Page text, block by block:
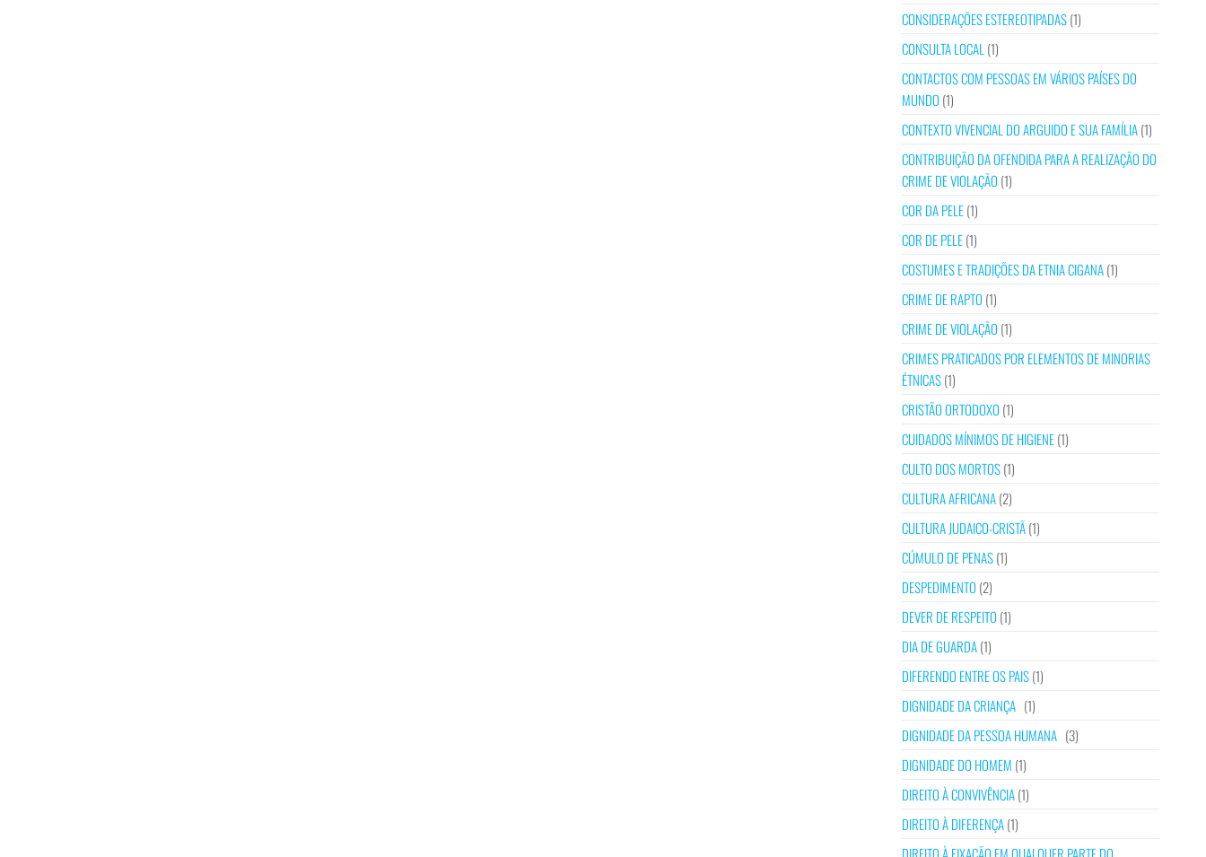
CONSIDERAÇÕES ESTEREOTIPADAS(1)
CONSULTA LOCAL (1)
CONTACTOS COM PESSOAS EM VÁRIOS PAÍSES DO
MUNDO (1)
CONTEXTO VIVENCIAL DO ARGUIDO E SUA FAMÍLIA(1)
CONTRIBUIÇÃO DA OFENDIDA PARA A REALIZAÇÃO DO
CRIME DE VIOLAÇÃO (1)
COR DA PELE(1)
COR DE PELE(1)
COSTUMES E TRADIÇÕES DA ETNIA CIGANA(1)
CRIME DE RAPTO (1)
CRIME DE VIOLAÇÃO (1)
CRIMES PRATICADOS POR ELEMENTOS DE MINORIAS
ÉTNICAS(1)
CRISTÃO ORTODOXO (1)
CUIDADOS MÍNIMOS DE HIGIENE(1)
CULTO DOS MORTOS(1)
CULTURA AFRICANA(2)
CULTURA JUDAICO-CRISTÃ(1)
CÚMULO DE PENAS(1)
DESPEDIMENTO (2)
DEVER DE RESPEITO (1)
DIA DE GUARDA(1)
DIFERENDO ENTRE OS PAIS(1)
DIGNIDADE DA CRIANÇA (1)
DIGNIDADE DA PESSOA HUMANA (3)
DIGNIDADE DO HOMEM (1)
DIREITO À CONVIVÊNCIA(1)
DIREITO À DIFERENÇA(1)